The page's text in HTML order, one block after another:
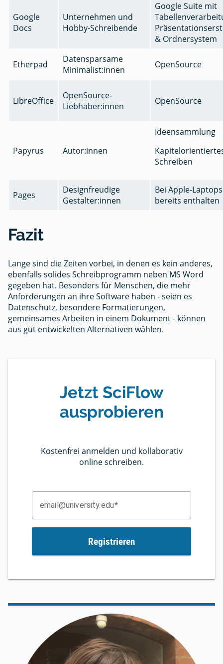
Google
Docs
Unternehmen und
Hobby-Schreibende
Google Suite mit
& Ordnersystem
Etherpad
Datensparsame
Minimalist:innen
OpenSource
LibreOffice
OpenSource-
Liebhaber:innen
OpenSource
Papyrus Autor:innen
Ideensammlung
Schreiben
Pages
Designfreudige
Gestalter:innen
Bei Apple-Laptops
bereits enthalten
Fazit
Lange sind die Zeiten vorbei, in denen es kein anderes,
ebenfalls solides Schreibprogramm neben MS Word
gegeben hat. Besonders für Menschen, die mehr
Anforderungen an ihre Software haben - seien es
Datenschutz, besondere Formatierungen,
gemeinsames Arbeiten in einem Dokument - können
aus gut entwickelten Alternativen wählen.
Jetzt SciFlow
ausprobieren
Kostenfrei anmelden und kollaborativ
online schreiben.
email@university.edu
Registrieren